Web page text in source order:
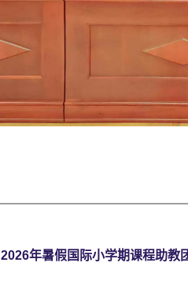
2026年暑假国际小学期课程助教